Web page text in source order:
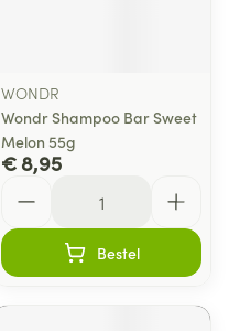
WONDR
Wondr Shampoo Bar Sweet
Melon 55g
€ 8,95
Bestel